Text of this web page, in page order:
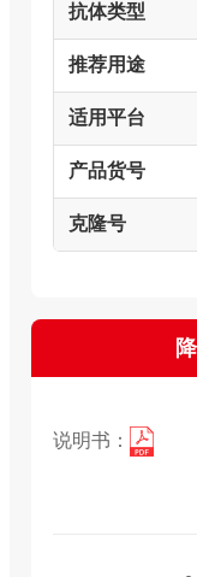
抗体类型
推荐用途
适用平台
产品货号
克隆号
说明书：